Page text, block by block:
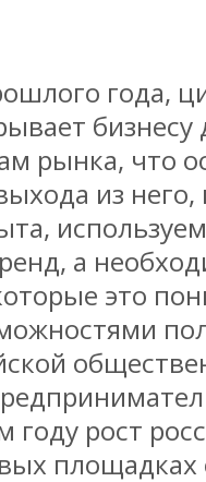
года,
рынка, что
из
а
это
рост
площадках